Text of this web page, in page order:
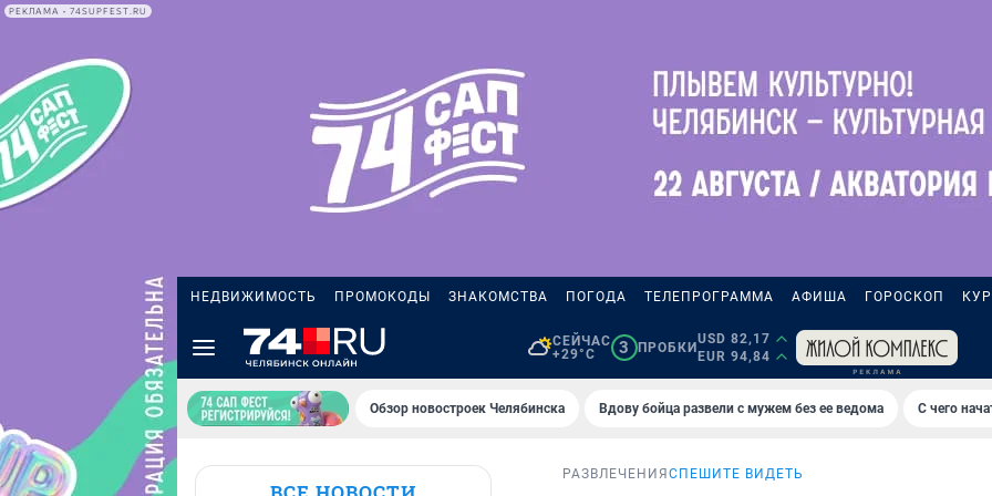
РЕКЛАМА • 74SUPFEST.RU
НЕДВИЖИМОСТЬ ПРОМОКОДЫ ЗНАКОМСТВА ПОГОДА ТЕЛЕПРОГРАММА АФИША ГОРОСКОП
СЕЙЧАС
+29°C
3 ПРОБКИ
USD 82,17
EUR 94,84
Обзор новостроек Челябинска Вдову бойца развели с мужем без ее ведома С чего
РАЗВЛЕЧЕНИЯ СПЕШИТЕ ВИДЕТЬ